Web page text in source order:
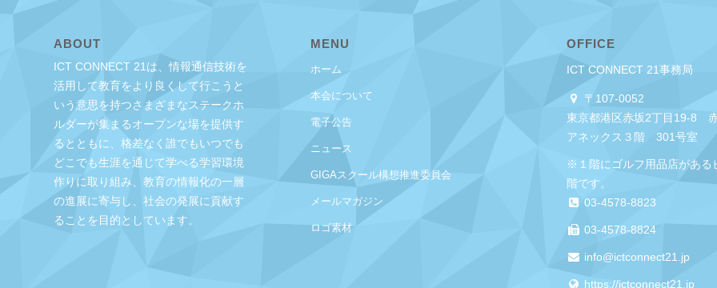
ABOUT
ICT CONNECT 21は、情報通信技術を
活用して教育をより良くして行こうと
いう意思を持つさまざまなステークホ
ルダーが集まるオープンな場を提供す
るとともに、格差なく誰でもいつでも
どこでも生涯を通じて学べる学習環境
作りに取り組み、教育の情報化の一層
の進展に寄与し、社会の発展に貢献す
ることを目的としています。
MENU
ホーム
本会について
電子公告
ニュース
GIGAスクール構想推進委員会
メールマガジン
ロゴ素材
OFFICE
ICT CONNECT 21事務局
〒107-0052
東京都港区赤坂2丁目19-8
アネックス３階 301号室
※１階にゴルフ用品店がある
階です。
03-4578-8823
03-4578-8824
info@ictconnect21.jp
https://ictconnect21.jp